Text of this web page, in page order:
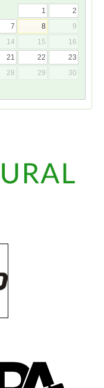
1
2
7 8
9
14 15
16
21 22
23
28 29
30